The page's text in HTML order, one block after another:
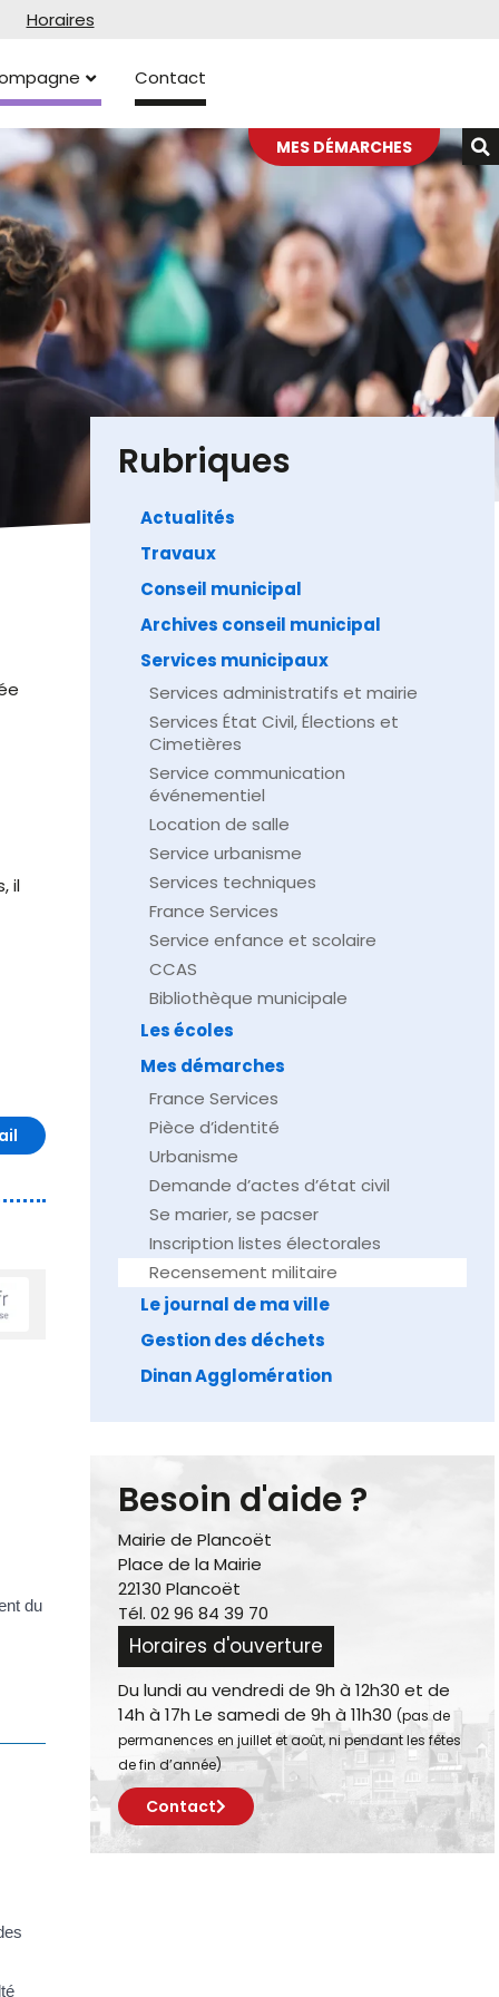
Horaires
Contact
MES DÉMARCHES
il
du
Rubriques
Actualités
Travaux
Conseil municipal
Archives conseil municipal
Services municipaux
Services administratifs et mairie
Services État Civil, Élections et
Cimetières
Service communication
événementiel
Location de salle
Service urbanisme
Services techniques
France Services
Service enfance et scolaire
CCAS
Bibliothèque municipale
Les écoles
Mes démarches
France Services
Pièce d’identité
Urbanisme
Demande d’actes d’état civil
Se marier, se pacser
Inscription listes électorales
Recensement militaire
Le journal de ma ville
Gestion des déchets
Dinan Agglomération
Besoin d'aide ?
Mairie de Plancoët
Place de la Mairie
22130 Plancoët
Tél. 02 96 84 39 70
Horaires d'ouverture
Du lundi au vendredi de 9h à 12h30 et de
14h à 17h Le samedi de 9h à 11h30 (pas de
permanences en juillet et août, ni pendant les fêtes
de fin d’année)
Contact